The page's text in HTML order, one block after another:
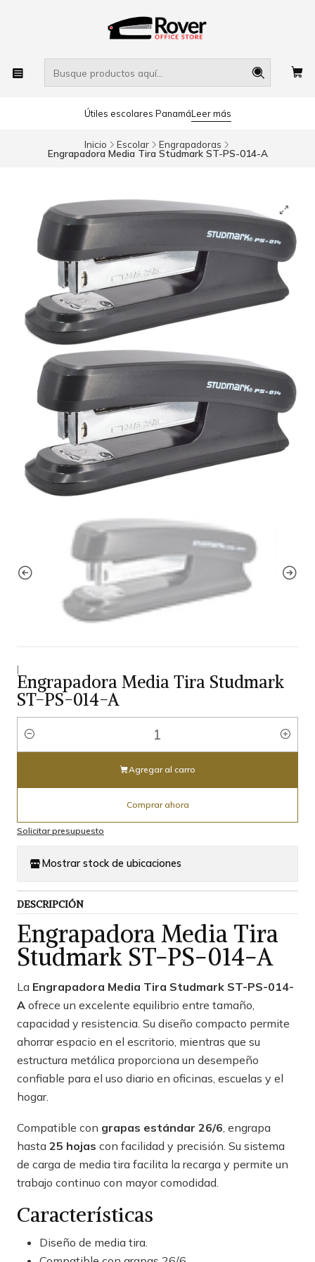
Útiles escolares PanamáLeer más
Inicio Escolar Engrapadoras
Engrapadora Media Tira Studmark ST-PS-014-A
|
Engrapadora Media Tira Studmark
ST-PS-014-A
Cantidad
Agregar al carro
Comprar ahora
Solicitar presupuesto
Mostrar stock de ubicaciones
DESCRIPCIÓN
Engrapadora Media Tira
Studmark ST-PS-014-A
La Engrapadora Media Tira Studmark ST-PS-014-
A ofrece un excelente equilibrio entre tamaño,
capacidad y resistencia. Su diseño compacto permite
ahorrar espacio en el escritorio, mientras que su
estructura metálica proporciona un desempeño
confiable para el uso diario en oficinas, escuelas y el
hogar.
Compatible con grapas estándar 26/6 , engrapa
hasta 25 hojas con facilidad y precisión. Su sistema
de carga de media tira facilita la recarga y permite un
trabajo continuo con mayor comodidad.
Características
Diseño de media tira.